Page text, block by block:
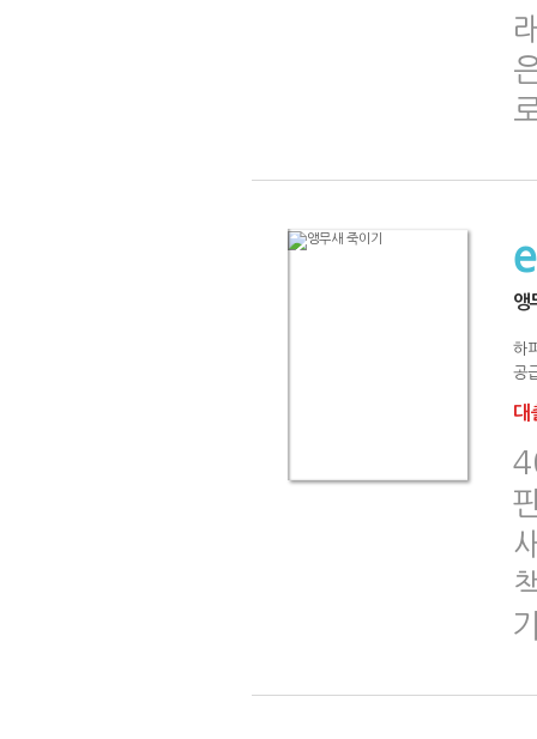
앵
하
공
대